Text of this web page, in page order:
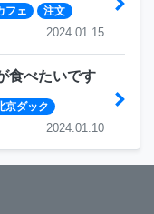
フェ 注文
2024.01.15
食べたいです
京ダック
2024.01.10